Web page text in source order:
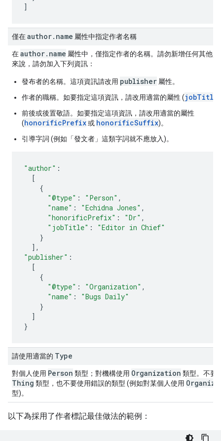
]
僅在author. name 屬性中指定作者名稱
在author.name 屬性中，僅指定作者的名稱。請勿新增任何其他
來說，請勿加入下列資訊：
發布者的名稱。這項資訊請改用 publisher 屬性。
作者的職稱。如要指定這項資訊，請改用適當的屬性 (jobTitle
前後或後置敬語。如要指定這項資訊，請改用適當的屬性
(honorificPrefix或 honorificSuffix)。
引導字詞 (例如「發文者」這類字詞就不應放入)。
"author" :
[
{
"@type" : "Person" ,
"name" : "Echidna Jones" ,
"honorificPrefix" : "Dr" ,
"jobTitle" :
"Editor in Chief"
}
],
"publisher" :
[
{
"@type" : "Organization" ,
"name" :
"Bugs Daily"
}
]
}
請使用適當的 Type
對個人使用 Person 類型；對機構使用 Organization 類型。不要
Thing 類型，也不要使用錯誤的類型 (例如對某個人使用
型)。
以下為採用了作者標記最佳做法的範例：